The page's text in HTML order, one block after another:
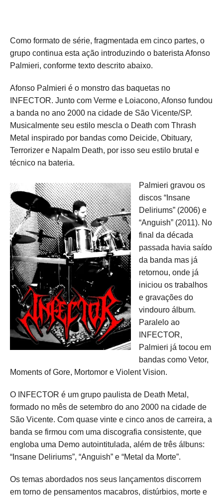
Como formato de série, fragmentada em cinco partes, o
grupo continua esta ação introduzindo o baterista Afonso
Palmieri, conforme texto descrito abaixo.
Afonso Palmieri é o monstro das baquetas no
INFECTOR. Junto com Verme e Loiacono, Afonso fundou
a banda no ano 2000 na cidade de São Vicente/SP.
Musicalmente seu estilo mescla o Death com Thrash
Metal inspirado por bandas como Deicide, Obituary,
Terrorizer e Napalm Death, por isso seu estilo brutal e
técnico na bateria.
Palmieri gravou os
discos “Insane
Deliriums” (2006) e
“Anguish” (2011). No
final da década
passada havia saído
da banda mas já
retornou, onde já
iniciou os trabalhos
e gravações do
vindouro álbum.
Paralelo ao
INFECTOR,
Palmieri já tocou em
bandas como Vetor,
Moments of Gore, Mortomor e Violent Vision.
O INFECTOR é um grupo paulista de Death Metal,
formado no mês de setembro do ano 2000 na cidade de
São Vicente. Com quase vinte e cinco anos de carreira, a
banda se firmou com uma discografia consistente, que
engloba uma Demo autointitulada, além de três álbuns:
“Insane Deliriums”, “Anguish” e “Metal da Morte”.
Os temas abordados nos seus lançamentos discorrem
em torno de pensamentos macabros, distúrbios, morte e